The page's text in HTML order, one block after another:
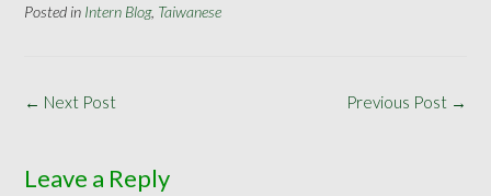
Posted in Intern Blog, Taiwanese
Post
Previous Post →
← Next Post
Leave a Reply